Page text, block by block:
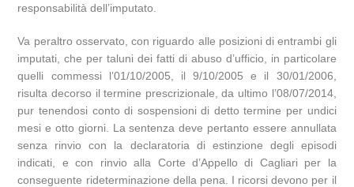
responsabilità dell’imputato.
Va peraltro osservato, con riguardo alle posizioni di entrambi gli
imputati, che per taluni dei fatti di abuso d’ufficio, in particolare
quelli commessi l’01/10/2005, il 9/10/2005 e il 30/01/2006,
risulta decorso il termine prescrizionale, da ultimo l’08/07/2014,
pur tenendosi conto di sospensioni di detto termine per undici
mesi e otto giorni. La sentenza deve pertanto essere annullata
senza rinvio con la declaratoria di estinzione degli episodi
indicati, e con rinvio alla Corte d’Appello di Cagliari per la
conseguente rideterminazione della pena. I ricorsi devono per il